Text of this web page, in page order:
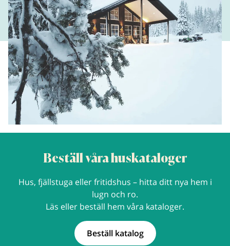
Beställ våra huskataloger
Hus, fjällstuga eller fritidshus – hitta ditt nya hem i
lugn och ro.
Läs eller beställ hem våra kataloger.
Beställ katalog